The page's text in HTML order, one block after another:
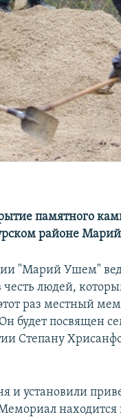
памятного
районе
"Марий Ушем"
честь людей,
раз местный
будет посвящен
Степану
и установили
находится